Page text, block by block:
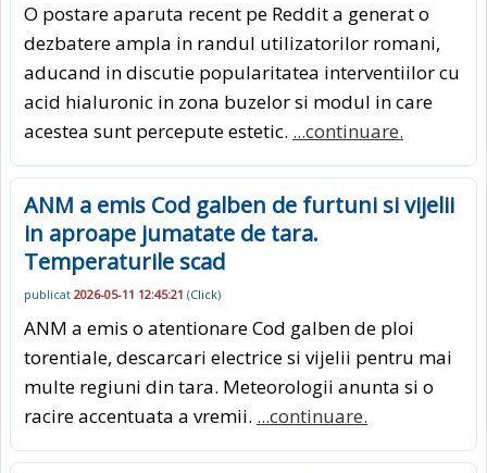
O postare aparuta recent pe Reddit a generat o
dezbatere ampla in randul utilizatorilor romani,
aducand in discutie popularitatea interventiilor cu
acid hialuronic in zona buzelor si modul in care
acestea sunt percepute estetic. ...continuare.
ANM a emis Cod galben de furtuni si vijelii
in aproape jumatate de tara.
Temperaturile scad
publicat 2026-05-11 12:45:21 (Click)
ANM a emis o atentionare Cod galben de ploi
torentiale, descarcari electrice si vijelii pentru mai
multe regiuni din tara. Meteorologii anunta si o
racire accentuata a vremii. ...continuare.